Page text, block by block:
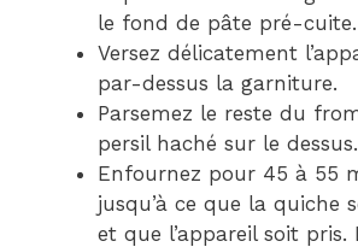
le fond de pâte pré-cuite.
Versez délicatement
par-dessus la garniture.
Parsemez le reste du
persil haché sur le dessus.
Enfournez pour 45 à 55
jusqu’à ce que la quiche
et que l’appareil soit